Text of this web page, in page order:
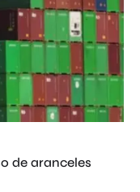
de aranceles